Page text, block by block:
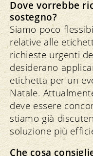
Dove vorrebbe
sostegno?
Siamo poco
relative alle
richieste urgenti
desiderano
etichetta per un
Natale.
deve essere
stiamo già
soluzione più
Che cosa